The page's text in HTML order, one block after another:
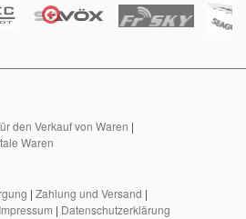
den Verkauf von Waren |
Waren
| Zahlung und Versand |
Impressum | Datenschutzerklärung